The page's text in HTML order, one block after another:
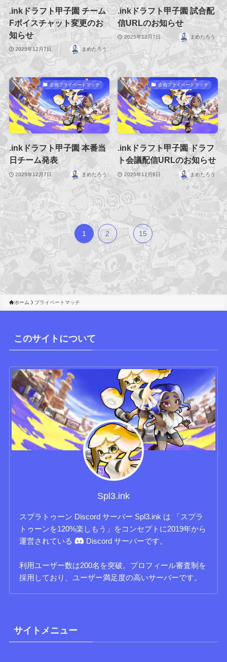
.inkドラフト甲子園 チーム
Fボイスチャット変更のお
知らせ
2025年12月7日 まめたろう
.inkドラフト甲子園 試合配
信URLのお知らせ
2025年12月7日 まめたろう
企画プライベートマッチ
.inkドラフト甲子園 本番当
日チーム発表
2025年12月7日 まめたろう
企画プライベートマッチ
.inkドラフト甲子園 ドラフ
ト会議配信URLのお知らせ
2025年12月6日 まめたろう
1 2 15
ホーム プライベートマッチ
このサイトについて
Spl3.ink
スプラトゥーン Discord サーバー Spl3.ink は 「スプラ
トゥーンを120%楽しもう」をコンセプトに2019年から
運営されている
Discord サーバーです。
利用ユーザー数は200名を突破。プロフィール審査制を
採用しており、ユーザー満足度の高いサーバーです。
サイトメニュー